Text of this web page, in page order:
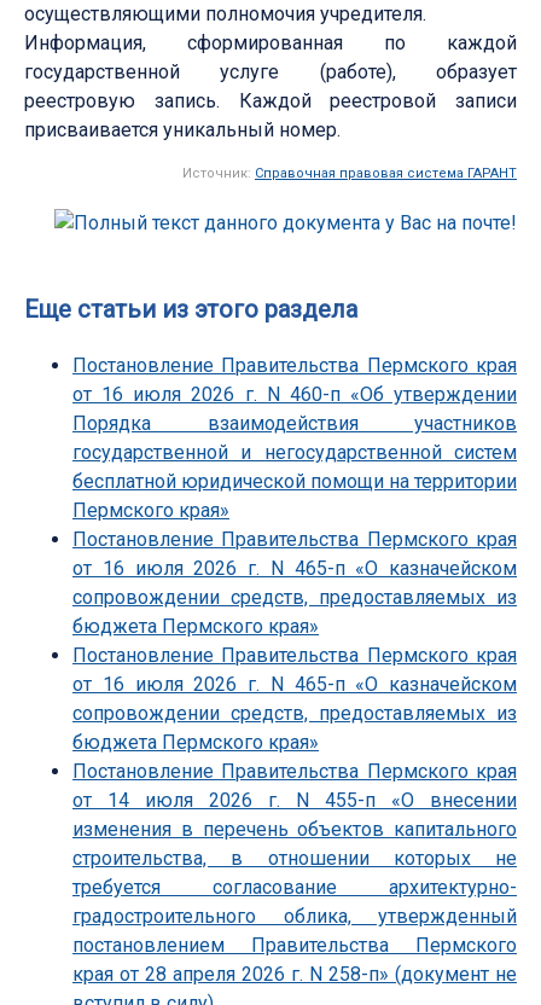
осуществляющими полномочия учредителя.
Информация, сформированная по каждой
государственной услуге (работе), образует
реестровую запись. Каждой реестровой записи
присваивается уникальный номер.
Источник: Справочная правовая система ГАРАНТ
Еще статьи из этого раздела
Постановление Правительства Пермского края
от 16 июля 2026 г. N 460-п «Об утверждении
Порядка взаимодействия участников
государственной и негосударственной систем
бесплатной юридической помощи на территории
Пермского края»
Постановление Правительства Пермского края
от 16 июля 2026 г. N 465-п «О казначейском
сопровождении средств, предоставляемых из
бюджета Пермского края»
Постановление Правительства Пермского края
от 16 июля 2026 г. N 465-п «О казначейском
сопровождении средств, предоставляемых из
бюджета Пермского края»
Постановление Правительства Пермского края
от 14 июля 2026 г. N 455-п «О внесении
изменения в перечень объектов капитального
строительства, в отношении которых не
требуется согласование архитектурно-
градостроительного облика, утвержденный
постановлением Правительства Пермского
края от 28 апреля 2026 г. N 258-п» (документ не